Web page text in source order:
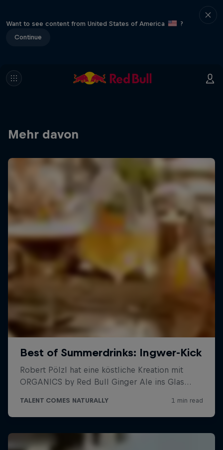
Want to see content from United States of America
?
Continue
Mehr davon